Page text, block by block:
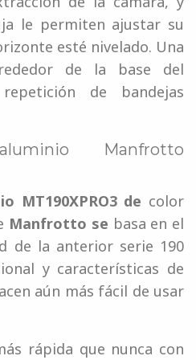
le permiten ajustar su
esté nivelado. Una
de la base del
de bandejas
Manfrotto
MT190XPRO3 de color
Manfrotto se basa en el
de la anterior serie 190
y características de
aún más fácil de usar
rápida que nunca con